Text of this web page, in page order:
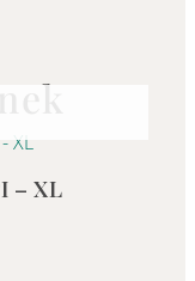
– XL